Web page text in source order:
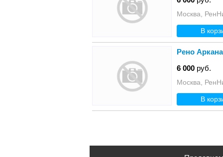
Москва,
В
Рено
6 000 руб.
Москва,
В